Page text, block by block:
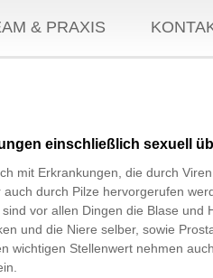
& PRAXIS
einschließlich sexuell
mit Erkrankungen, die durch
durch Pilze hervorgerufen
vor allen Dingen die Blase und
und die Niere selber, sowie
wichtigen Stellenwert nehmen